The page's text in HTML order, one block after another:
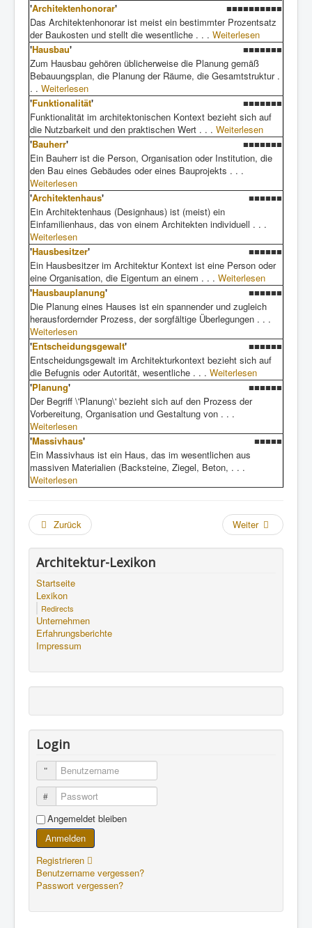
'Architektenhonorar'
■■■■■■■■■■
Das Architektenhonorar ist meist ein bestimmter Prozentsatz
der Baukosten und stellt die wesentliche . . . Weiterlesen
'Hausbau'
■■■■■■■
Zum Hausbau gehören üblicherweise die Planung gemäß
Bebauungsplan, die Planung der Räume, die Gesamtstruktur .
. . Weiterlesen
'Funktionalität'
■■■■■■■
Funktionalität im architektonischen Kontext bezieht sich auf
die Nutzbarkeit und den praktischen Wert . . . Weiterlesen
'Bauherr'
■■■■■■■
Ein Bauherr ist die Person, Organisation oder Institution, die
den Bau eines Gebäudes oder eines Bauprojekts . . .
Weiterlesen
'Architektenhaus'
■■■■■■
Ein Architektenhaus (Designhaus) ist (meist) ein
Einfamilienhaus, das von einem Architekten individuell . . .
Weiterlesen
'Hausbesitzer'
■■■■■■
Ein Hausbesitzer im Architektur Kontext ist eine Person oder
eine Organisation, die Eigentum an einem . . . Weiterlesen
'Hausbauplanung'
■■■■■■
Die Planung eines Hauses ist ein spannender und zugleich
herausfordernder Prozess, der sorgfältige Überlegungen . . .
Weiterlesen
'Entscheidungsgewalt'
■■■■■■
Entscheidungsgewalt im Architekturkontext bezieht sich auf
die Befugnis oder Autorität, wesentliche . . . Weiterlesen
'Planung'
■■■■■■
Der Begriff \'Planung\' bezieht sich auf den Prozess der
Vorbereitung, Organisation und Gestaltung von . . .
Weiterlesen
'Massivhaus'
■■■■■
Ein Massivhaus ist ein Haus, das im wesentlichen aus
massiven Materialien (Backsteine, Ziegel, Beton, . . .
Weiterlesen
Zurück Weiter
Architektur-Lexikon
Startseite
Lexikon
Redirects
Unternehmen
Erfahrungsberichte
Impressum
Login
Benutzername
Passwort
Angemeldet bleiben
Anmelden
Registrieren
Benutzername vergessen?
Passwort vergessen?